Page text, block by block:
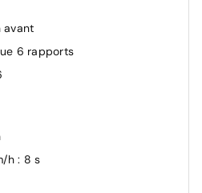
avant
6 rapports
h : 8 s